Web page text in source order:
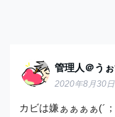
管理人＠う
2020年8月30日
カビは嫌ぁぁぁぁ(´